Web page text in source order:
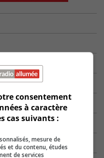
consentement
à caractère
cas suivants :
mesure de
et du contenu, études
de services